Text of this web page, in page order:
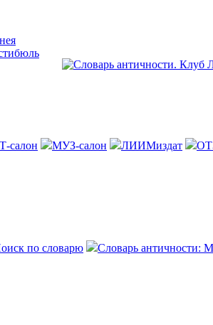
салон МУЗ-салон ЛИИМиздат
по словарю Словарь античности: